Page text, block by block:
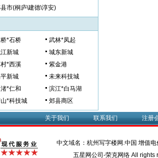
市(桐庐\建德\淳安)
*石桥
武林*凤起
新城
城东新城
*西溪
紫金港
新城
未来科技城
渚*仁和
滨江*白马湖
*科技城 郊县商区
关于我们 联系我们 注册
中文域名：杭州写字楼网.中国 增值
五星网公司-荣克网络 All